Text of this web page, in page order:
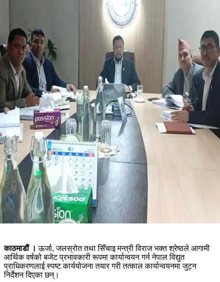
काठमाडौं । ऊर्जा, जलस्रोत तथा सिँचाइ मन्त्री विराज भक्त श्रेष्ठले आगामी
आर्थिक वर्षको बजेट प्रभावकारी रूपमा कार्यान्वयन गर्न नेपाल विद्युत
प्राधिकरणलाई स्पष्ट कार्ययोजना तयार गरी तत्काल कार्यान्वयनमा जुट्न
निर्देशन दिएका छन्।